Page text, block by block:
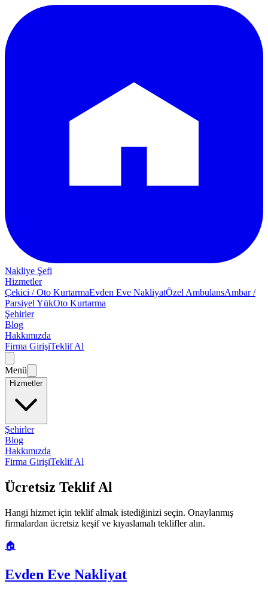
Nakliye Şefi
Hizmetler
Çekici / Oto KurtarmaEvden Eve NakliyatÖzel AmbulansAmbar /
Parsiyel YükOto Kurtarma
Şehirler
Blog
Hakkımızda
Firma GirişiTeklif Al
Menü
Hizmetler
Şehirler
Blog
Hakkımızda
Firma GirişiTeklif Al
Ücretsiz Teklif Al
Hangi hizmet için teklif almak istediğinizi seçin. Onaylanmış
firmalardan ücretsiz keşif ve kıyaslamalı teklifler alın.
🏠
Evden Eve Nakliyat